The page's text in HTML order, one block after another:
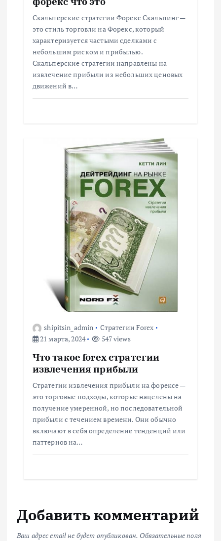
Скальперские стратегии Форекс Скальпинг —
это стиль торговли на Форекс, который
характеризуется частыми сделками с
небольшим риском и прибылью.
Скальперские стратегии направлены на
извлечение прибыли из небольших ценовых
движений в…
shipitsin_admin
Стратегии Forex
21 марта, 2024
547 views
Что такое forex стратегии
извлечения прибыли
Стратегии извлечения прибыли на форексе —
это торговые подходы, которые нацелены на
получение умеренной, но последовательной
прибыли с течением времени. Они обычно
включают в себя определение тенденций или
паттернов на…
Добавить комментарий
Ваш адрес email не будет опубликован. Обязательные поля